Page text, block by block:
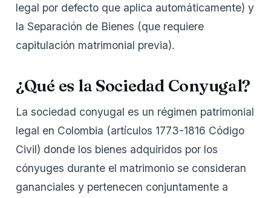
legal por defecto que aplica automáticamente) y
la Separación de Bienes (que requiere
capitulación matrimonial previa).
¿Qué es la Sociedad Conyugal?
La sociedad conyugal es un régimen patrimonial
legal en Colombia (artículos 1773-1816 Código
Civil) donde los bienes adquiridos por los
cónyuges durante el matrimonio se consideran
gananciales y pertenecen conjuntamente a